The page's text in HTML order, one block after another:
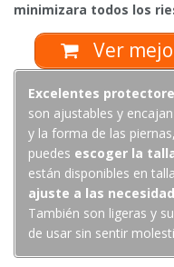
minimizara todos los
Ver
Excelentes
son ajustables y
y la forma de las
puedes escoger la
están disponibles en
ajuste a las
También son ligeras y
de usar sin sentir